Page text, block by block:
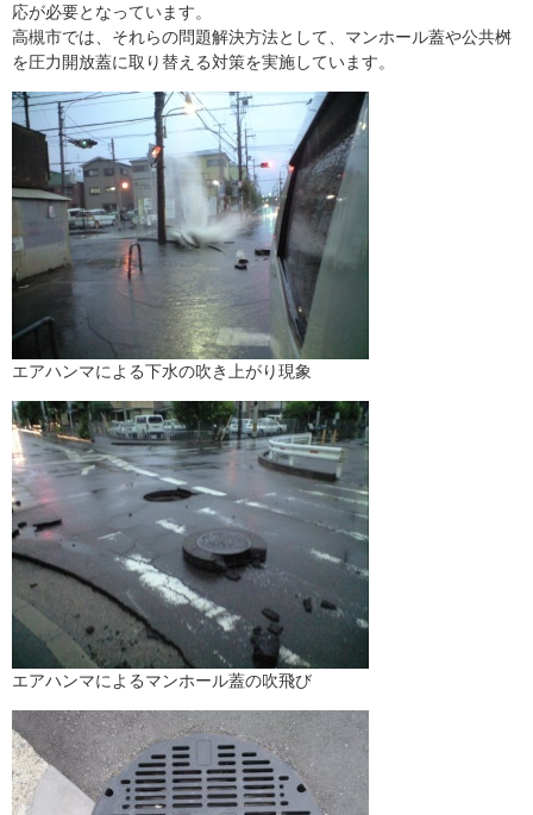
応が必要となっています。
高槻市では、それらの問題解決方法として、マンホール蓋や公共桝
を圧力開放蓋に取り替える対策を実施しています。
エアハンマによる下水の吹き上がり現象
エアハンマによるマンホール蓋の吹飛び